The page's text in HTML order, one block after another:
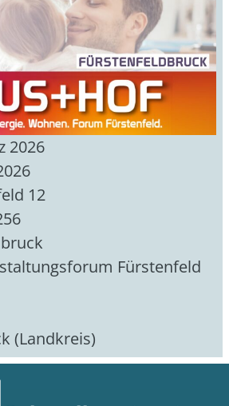
2026
12
Fürstenfeld
(Landkreis)